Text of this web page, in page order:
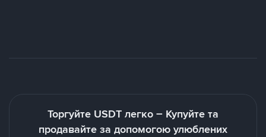
Торгуйте USDT легко – Купуйте та
продавайте за допомогою улюблених